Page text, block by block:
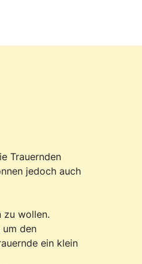
Trauernden
jedoch auch
zu wollen.
um den
ein klein